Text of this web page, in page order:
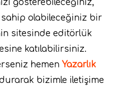
gösterebileceğiniz,
olabileceğiniz bir
sitesinde editörlük
katılabilirsiniz.
hemen Yazarlık
bizimle iletişime